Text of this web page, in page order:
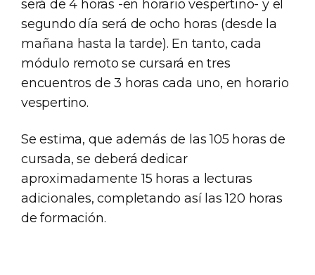
será de 4 horas -en horario vespertino- y el
segundo día será de ocho horas (desde la
mañana hasta la tarde). En tanto, cada
módulo remoto se cursará en tres
encuentros de 3 horas cada uno, en horario
vespertino.
Se estima, que además de las 105 horas de
cursada, se deberá dedicar
aproximadamente 15 horas a lecturas
adicionales, completando así las 120 horas
de formación.